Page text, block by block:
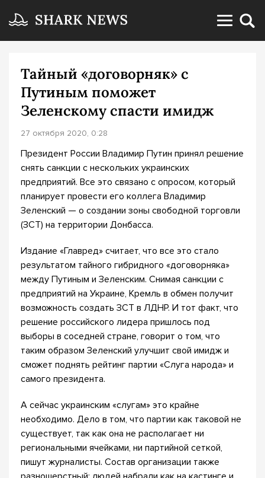
Тайный «договорняк» с
Путиным поможет
Зеленскому спасти имидж
27 октября 2020, 0:28
Президент России Владимир Путин принял решение
снять санкции с нескольких украинских
предприятий. Все это связано с опросом, который
планирует провести его коллега Владимир
Зеленский — о создании зоны свободной торговли
(ЗСТ) на территории Донбасса.
Издание «Главред» считает, что все это стало
результатом тайного гибридного «договорняка»
между Путиным и Зеленским. Снимая санкции с
предприятий на Украине, Кремль в обмен получит
возможность создать ЗСТ в ЛДНР. И тот факт, что
решение российского лидера пришлось под
выборы в соседней стране, говорит о том, что
таким образом Зеленский улучшит свой имидж и
сможет поднять рейтинг партии «Слуга народа» и
самого президента.
А сейчас украинским «слугам» это крайне
необходимо. Дело в том, что партии как таковой не
существует, так как она не располагает ни
региональными ячейками, ни партийной сеткой,
пишут журналисты. Состав организации также